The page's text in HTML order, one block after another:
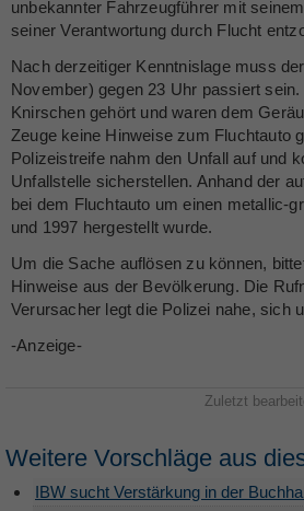
unbekannter Fahrzeugführer mit
seiner Verantwortung durch Flucht
Nach derzeitiger Kenntnislage muss
November) gegen 23 Uhr passiert
Knirschen gehört und waren dem
Zeuge keine Hinweise zum Fluchtauto
Polizeistreife nahm den Unfall auf und
Unfallstelle sicherstellen. Anhand der
bei dem Fluchtauto um einen metallic-
und 1997 hergestellt wurde.
Um die Sache auflösen zu können,
Hinweise aus der Bevölkerung. Die
Verursacher legt die Polizei nahe, sich
-Anzeige-
Zuletzt
Weitere Vorschläge aus
IBW sucht Verstärkung in der